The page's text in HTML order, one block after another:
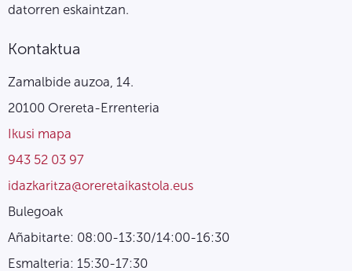
datorren eskaintzan.
Kontaktua
Zamalbide auzoa, 14.
20100 Orereta-Errenteria
Ikusi mapa
943 52 03 97
idazkaritza@oreretaikastola.eus
Bulegoak
Añabitarte: 08:00-13:30/14:00-16:30
Esmalteria: 15:30-17:30